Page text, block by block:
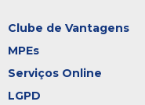
Clube de Vantagens
MPEs
Serviços Online
LGPD